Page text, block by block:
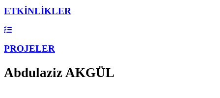
ETKİNLİKLER
PROJELER
Abdulaziz AKGÜL